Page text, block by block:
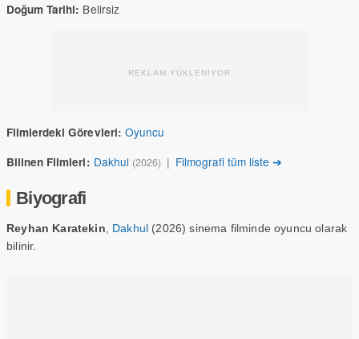
Doğum Tarihi: Belirsiz
REKLAM YÜKLENİYOR
Filmlerdeki Görevleri: Oyuncu
Bilinen Filmleri: Dakhul (2026) | Filmografi tüm liste ➔
Biyografi
Reyhan Karatekin Dakhul (2026) sinema filminde oyuncu olarak
bilinir.